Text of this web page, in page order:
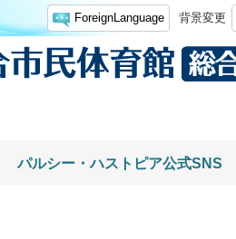
ForeignLanguage 背景変更
パルシー・ハストピア公式SNS